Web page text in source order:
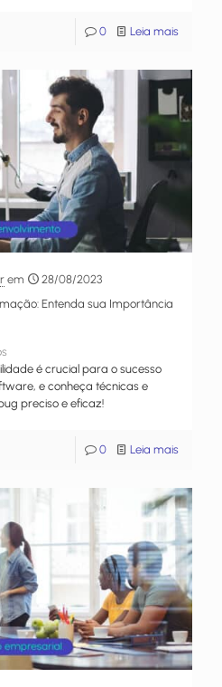
0 Leia mais
em
28/08/2023
Entenda sua Importância
é crucial para o sucesso
e conheça técnicas e
preciso e eficaz!
0 Leia mais